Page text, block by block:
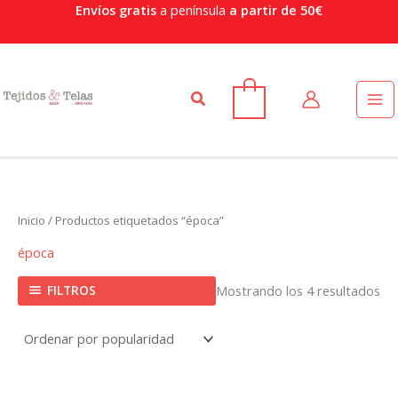
Envíos gratis a península a partir de 50€
Buscar
Inicio / Productos etiquetados “época”
época
FILTROS Mostrando los 4 resultados